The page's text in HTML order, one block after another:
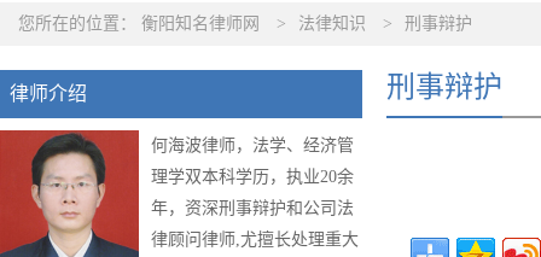
您所在的位置： 衡阳知名律师网 > 法律知识 > 刑事辩护
律师介绍
何海波律师，法学、经济管
理学双本科学历，执业20余
年，资深刑事辩护和公司法
律顾问律师,尤擅长处理重大
刑事辩护